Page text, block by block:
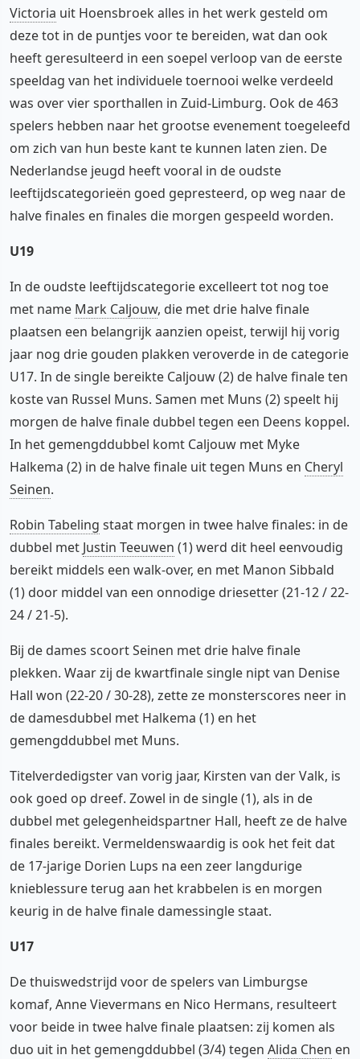
Victoria uit Hoensbroek alles in het werk gesteld om
deze tot in de puntjes voor te bereiden, wat dan ook
heeft geresulteerd in een soepel verloop van de eerste
speeldag van het individuele toernooi welke verdeeld
was over vier sporthallen in Zuid-Limburg. Ook de 463
spelers hebben naar het grootse evenement toegeleefd
om zich van hun beste kant te kunnen laten zien. De
Nederlandse jeugd heeft vooral in de oudste
leeftijdscategorieën goed gepresteerd, op weg naar de
halve finales en finales die morgen gespeeld worden.
U19
In de oudste leeftijdscategorie excelleert tot nog toe
met name Mark Caljouw, die met drie halve finale
plaatsen een belangrijk aanzien opeist, terwijl hij vorig
jaar nog drie gouden plakken veroverde in de categorie
U17. In de single bereikte Caljouw (2) de halve finale ten
koste van Russel Muns. Samen met Muns (2) speelt hij
morgen de halve finale dubbel tegen een Deens koppel.
In het gemengddubbel komt Caljouw met Myke
Halkema (2) in de halve finale uit tegen Muns en Cheryl
Seinen.
Robin Tabeling staat morgen in twee halve finales: in de
dubbel met Justin Teeuwen (1) werd dit heel eenvoudig
bereikt middels een walk-over, en met Manon Sibbald
(1) door middel van een onnodige driesetter (21-12 / 22-
24 / 21-5).
Bij de dames scoort Seinen met drie halve finale
plekken. Waar zij de kwartfinale single nipt van Denise
Hall won (22-20 / 30-28), zette ze monsterscores neer in
de damesdubbel met Halkema (1) en het
gemengddubbel met Muns.
Titelverdedigster van vorig jaar, Kirsten van der Valk, is
ook goed op dreef. Zowel in de single (1), als in de
dubbel met gelegenheidspartner Hall, heeft ze de halve
finales bereikt. Vermeldenswaardig is ook het feit dat
de 17-jarige Dorien Lups na een zeer langdurige
knieblessure terug aan het krabbelen is en morgen
keurig in de halve finale damessingle staat.
U17
De thuiswedstrijd voor de spelers van Limburgse
komaf, Anne Vievermans en Nico Hermans, resulteert
voor beide in twee halve finale plaatsen: zij komen als
duo uit in het gemengddubbel (3/4) tegen Alida Chen en